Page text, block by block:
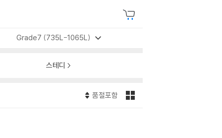
Grade7 (735L-1065L)
스테디
품절포함